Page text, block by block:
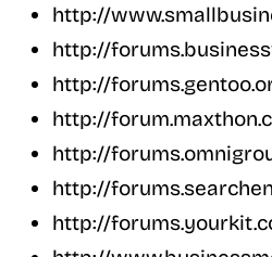
http://
http://
http://
http://
http://
http://
http://